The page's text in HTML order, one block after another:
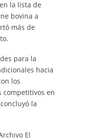
la lista de
bovina a
más de
para la
hacia
los
competitivos en
la
El